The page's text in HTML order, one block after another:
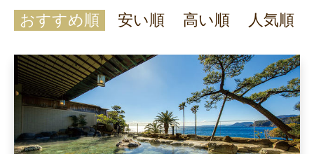
おすすめ順
安い順 高い順 人気順